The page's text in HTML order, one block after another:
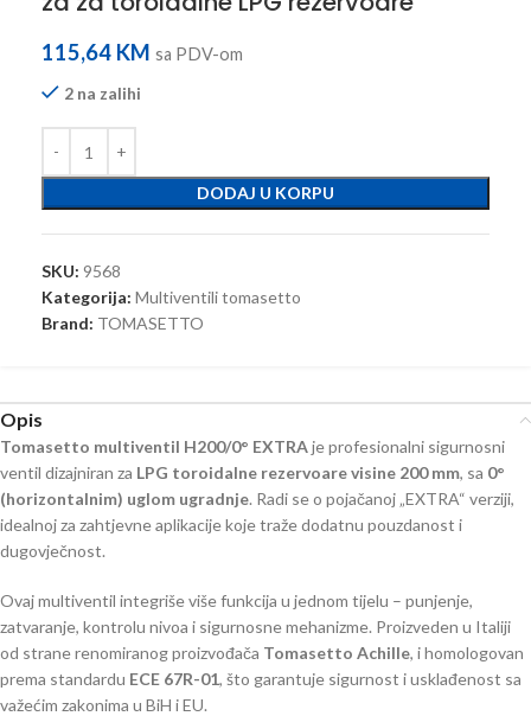
115,64 KM sa PDV-om
2 na zalihi
DODAJ U KORPU
SKU: 9568
Kategorija: Multiventili tomasetto
Brand: TOMASETTO
Opis
Tomasetto multiventil H200/0° EXTRAje profesionalni sigurnosni
ventil dizajniran za LPG toroidalne rezervoare visine 200 mm, sa 0°
(horizontalnim) uglom ugradnje. Radi se o pojačanoj „EXTRA“ verziji,
idealnoj za zahtjevne aplikacije koje traže dodatnu pouzdanost i
dugovječnost.
Ovaj multiventil integriše više funkcija u jednom tijelu – punjenje,
zatvaranje, kontrolu nivoa i sigurnosne mehanizme. Proizveden u Italiji
od strane renomiranog proizvođača Tomasetto Achille, i homologovan
prema standardu ECE 67R-01, što garantuje sigurnost i usklađenost sa
važećim zakonima u BiH i EU.